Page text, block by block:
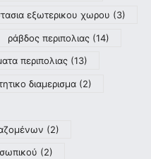
εξωτερικου χωρου (3)
ράβδος περιπολιας (14)
περιπολιας (13)
διαμερισμα (2)
(2)
(2)